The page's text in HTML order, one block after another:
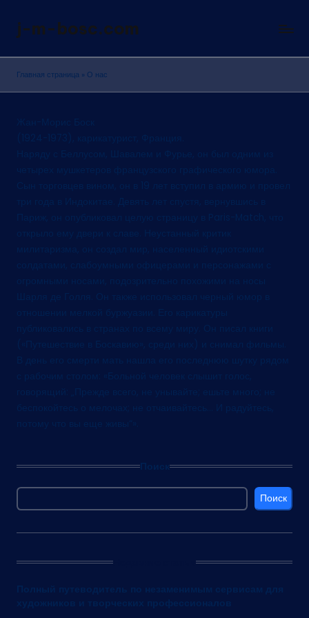
Перейти
содержимому
j-m-bosc.com
Официальный
сайт
карикатуриста
Главная страница » О нас
Жан-Морис Боск
(1924-1973), карикатурист, Франция.
Наряду с Беллусом, Шавалем и Фурье, он был одним из
четырех мушкетеров французского графического юмора.
Сын торговцев вином, он в 19 лет вступил в армию и провел
три года в Индокитае. Девять лет спустя, вернувшись в
Париж, он опубликовал целую страницу в Paris-Match, что
милитаризма, он создал мир, населенный идиотскими
огромными носами, подозрительно похожими на носы
Шарля де Голля. Он также использовал черный юмор в
отношении мелкой буржуазии. Его карикатуры
(«Путешествие в Боскавию», среди них) и снимал фильмы.
В день его смерти мать нашла его последнюю шутку рядом
с рабочим столом: «Больной человек слышит голос,
Поиск
Поиск
Полный путеводитель по незаменимым сервисам для
художников и творческих профессионалов